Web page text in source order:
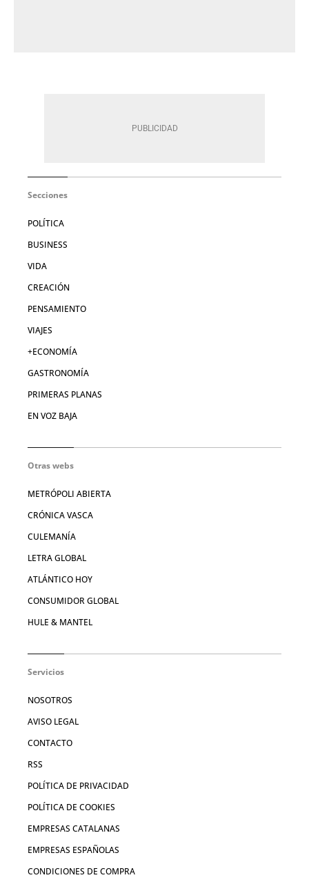
Secciones
POLÍTICA
BUSINESS
VIDA
CREACIÓN
PENSAMIENTO
VIAJES
+ECONOMÍA
GASTRONOMÍA
PRIMERAS PLANAS
EN VOZ BAJA
Otras webs
METRÓPOLI ABIERTA
CRÓNICA VASCA
CULEMANÍA
LETRA GLOBAL
ATLÁNTICO HOY
CONSUMIDOR GLOBAL
HULE & MANTEL
Servicios
NOSOTROS
AVISO LEGAL
CONTACTO
RSS
POLÍTICA DE PRIVACIDAD
POLÍTICA DE COOKIES
EMPRESAS CATALANAS
EMPRESAS ESPAÑOLAS
CONDICIONES DE COMPRA